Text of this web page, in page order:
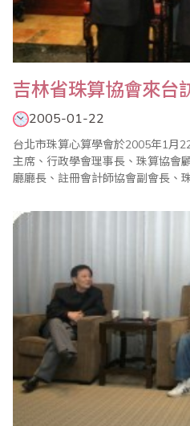
吉林省珠算協會來台
2005-01-22
台北市珠算心算學會於2005年1月
主席、行政學會理事長、珠算協會
廳廳長、註冊會計師協會副會長、
先生，吉林省珠算協會常務理事、
生，吉林省珠算協會副會長、會